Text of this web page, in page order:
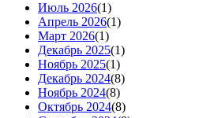
Июль 2026(1)
Апрель 2026(1)
Март 2026(1)
Декабрь 2025(1)
Ноябрь 2025(1)
Декабрь 2024(8)
Ноябрь 2024(8)
Октябрь 2024(8)